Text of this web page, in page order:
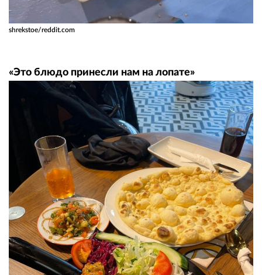
shrekstoe/reddit.com
«Это блюдо принесли нам на лопате»